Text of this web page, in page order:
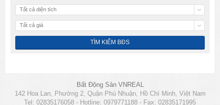
Tất cả diện tích
Tất cả giá
Bất Động Sản VNREAL
142 Hoa Lan, Phường 2, Quận Phú Nhuận, Hồ Chí Minh, Việt Nam
Tel: 02835176058 - Hotline: 0979771188 - Fax: 02835171995